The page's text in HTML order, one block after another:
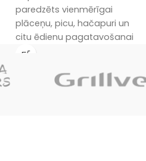
paredzēts vienmērīgai
plāceņu, picu, hačapuri un
citu ēdienu pagatavošanai
tandirā.